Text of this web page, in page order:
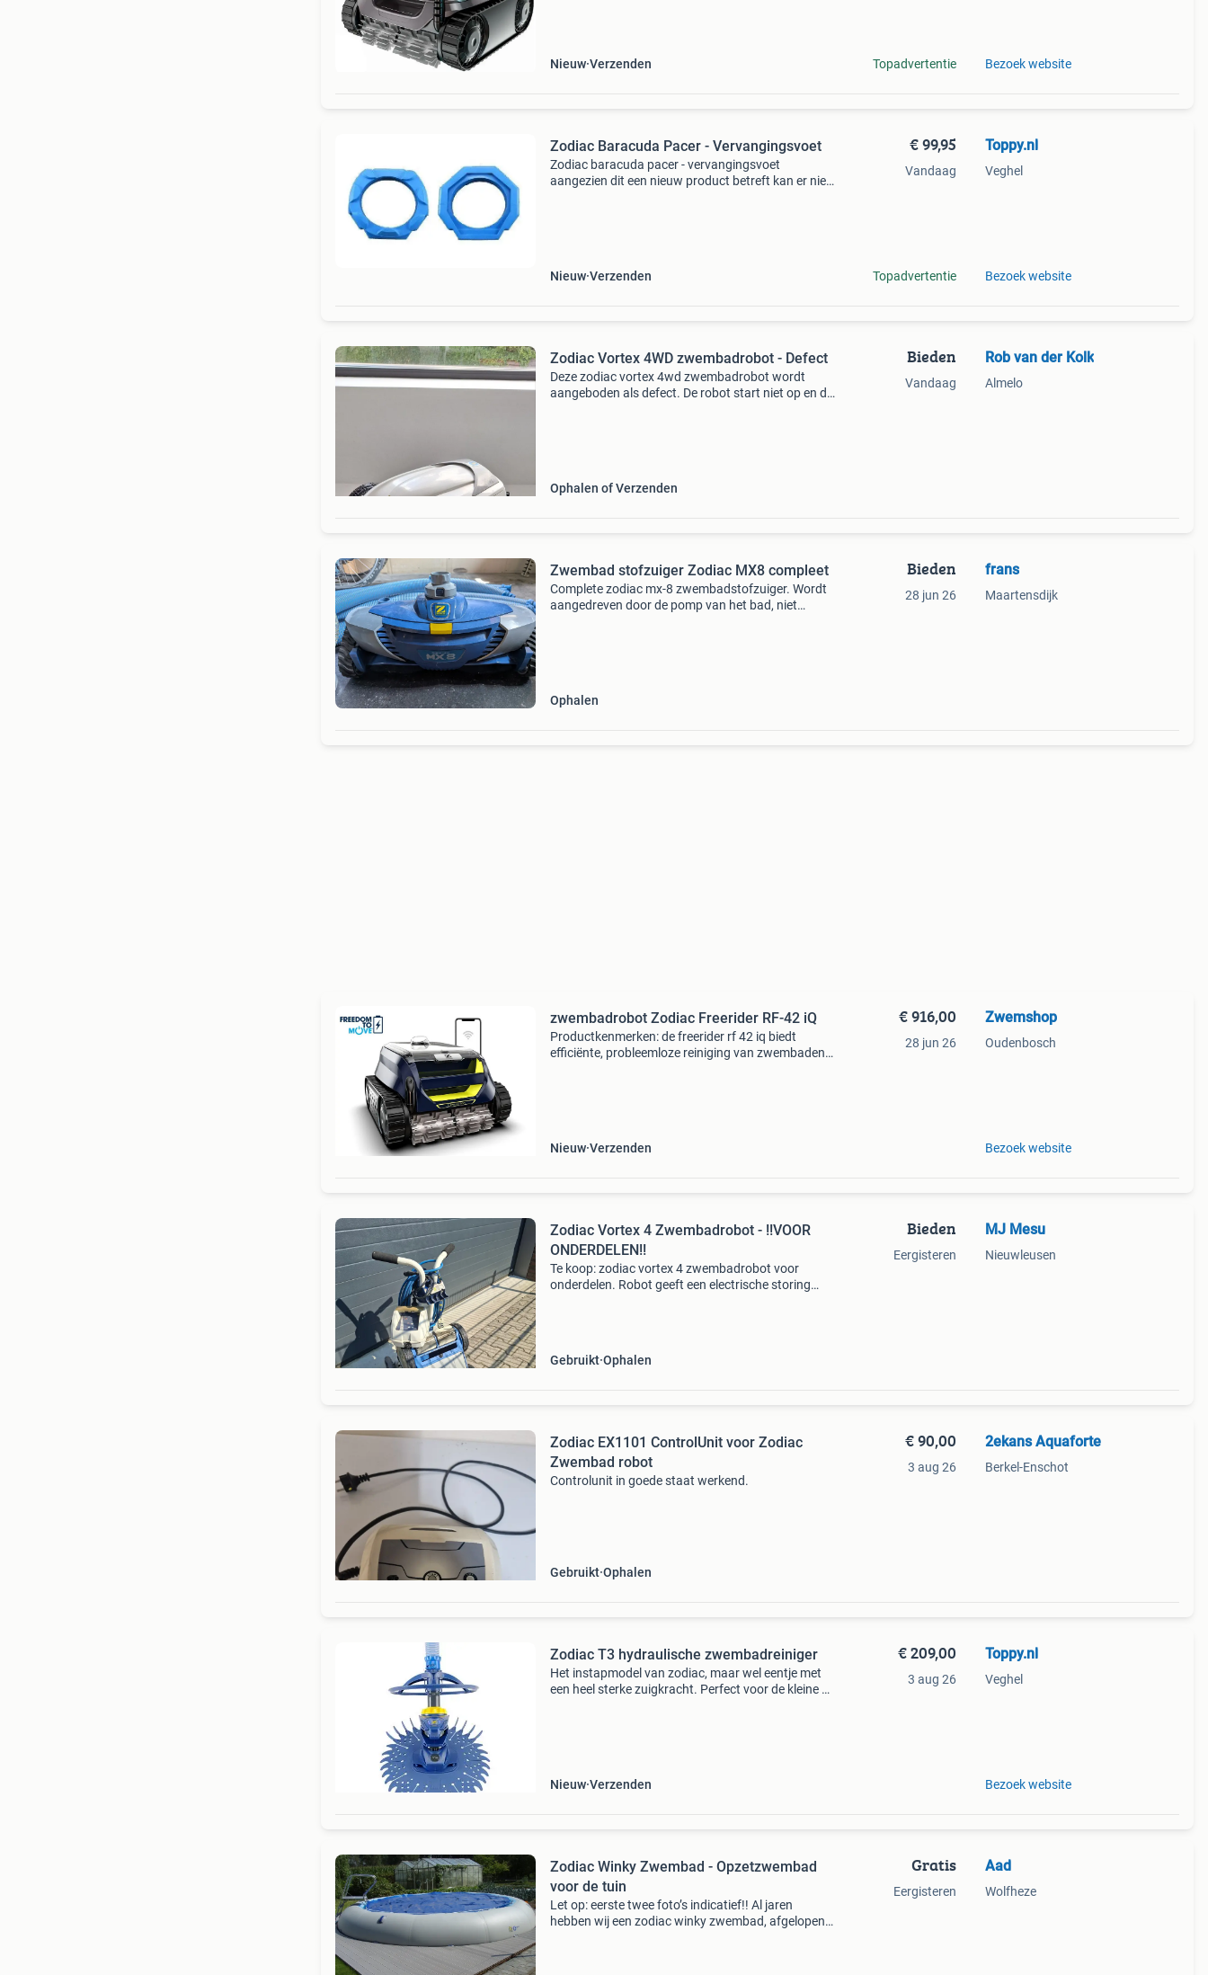
Nieuw Verzenden Topadvertentie Bezoek website
Zodiac Baracuda Pacer - Vervangingsvoet
Zodiac baracuda pacer - vervangingsvoet
aangezien dit een nieuw product betreft kan er niet
Nieuw Verzenden
€ 99,95
Vandaag
Topadvertentie
Toppy.nl
Veghel
Bezoek website
Zodiac Vortex 4WD zwembadrobot - Defect
Deze zodiac vortex 4wd zwembadrobot wordt
aangeboden als defect. De robot start niet op en de
Ophalen of Verzenden
Bieden
Vandaag
Rob van der Kolk
Almelo
Zwembad stofzuiger Zodiac MX8 compleet
Complete zodiac mx-8 zwembadstofzuiger. Wordt
aangedreven door de pomp van het bad, niet
Ophalen
Bieden
28 jun 26
frans
Maartensdijk
zwembadrobot Zodiac Freerider RF-42 iQ
Productkenmerken: de freerider rf 42 iq biedt
efficiënte, probleemloze reiniging van zwembaden
Nieuw Verzenden
€ 916,00
28 jun 26
Zwemshop
Oudenbosch
Bezoek website
Zodiac Vortex 4 Zwembadrobot - !!VOOR
ONDERDELEN!!
Te koop: zodiac vortex 4 zwembadrobot voor
onderdelen. Robot geeft een electrische storing
Gebruikt Ophalen
Bieden
Eergisteren
MJ Mesu
Nieuwleusen
Zodiac EX1101 ControlUnit voor Zodiac
Zwembad robot
Controlunit in goede staat werkend.
Gebruikt Ophalen
€ 90,00
3 aug 26
2ekans Aquaforte
Berkel-Enschot
Zodiac T3 hydraulische zwembadreiniger
Het instapmodel van zodiac, maar wel eentje met
een heel sterke zuigkracht. Perfect voor de kleine en
Nieuw Verzenden
€ 209,00
3 aug 26
Toppy.nl
Veghel
Bezoek website
Zodiac Winky Zwembad - Opzetzwembad
voor de tuin
Let op: eerste twee foto’s indicatief!! Al jaren
hebben wij een zodiac winky zwembad, afgelopen
Gratis
Eergisteren
Aad
Wolfheze